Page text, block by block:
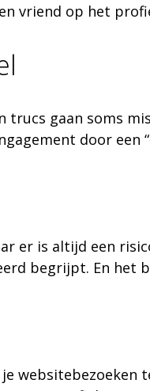
vriend op het
gaan soms
door een
er is altijd een
begrijpt. En het